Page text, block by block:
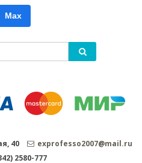
Max
40
exprofesso2007@mail.ru
2580-777